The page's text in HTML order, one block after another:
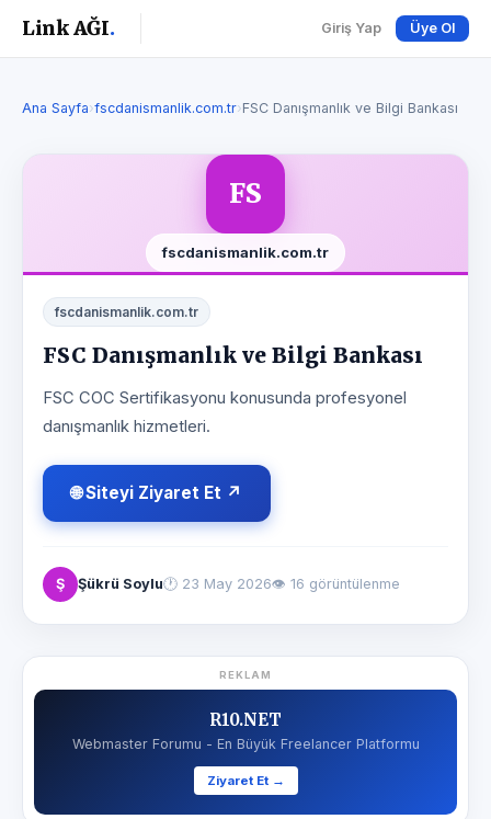
Link AĞI. Giriş Yap Üye Ol
Ana Sayfa›fscdanismanlik.com.tr›FSC Danışmanlık ve Bilgi Bankası
FS
fscdanismanlik.com.tr
fscdanismanlik.com.tr
FSC Danışmanlık ve Bilgi Bankası
FSC COC Sertifikasyonu konusunda profesyonel
danışmanlık hizmetleri.
🌐 Siteyi Ziyaret Et ↗
Ş Şükrü Soylu🕐 23 May 2026👁 16 görüntülenme
REKLAM
R10.NET
Webmaster Forumu - En Büyük Freelancer Platformu
Ziyaret Et →